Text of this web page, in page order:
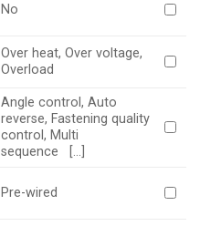
No
Over heat, Over voltage,
Overload
Angle control, Auto
reverse, Fastening quality
control, Multi
sequence
[…]
Pre-wired